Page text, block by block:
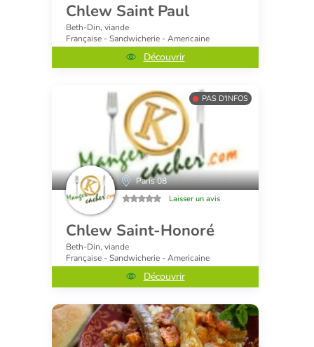
Chlew Saint Paul
Beth-Din, viande
Française - Sandwicherie - Americaine
Découvrir
PAS D'INFOS
Paris 08
Laisser un avis
Chlew Saint-Honoré
Beth-Din, viande
Française - Sandwicherie - Americaine
Découvrir